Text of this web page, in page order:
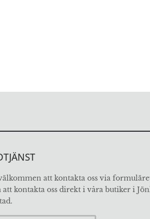
att kontakta oss via
att kontakta oss direkt i våra butiker i